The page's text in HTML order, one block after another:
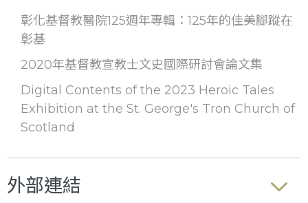
彰化基督教醫院125週年專輯：125年的佳美腳蹤在
彰基
2020年基督教宣教士文史國際研討會論文集
Digital Contents of the 2023 Heroic Tales
Exhibition at the St. George's Tron Church of
Scotland
外部連結